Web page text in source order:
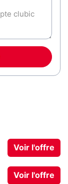
Voir l'offre
Voir l'offre